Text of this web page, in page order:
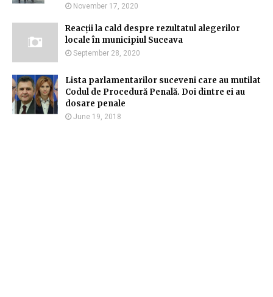
November 17, 2020
Reacții la cald despre rezultatul alegerilor
locale în municipiul Suceava
September 28, 2020
Lista parlamentarilor suceveni care au mutilat
Codul de Procedură Penală. Doi dintre ei au
dosare penale
June 19, 2018